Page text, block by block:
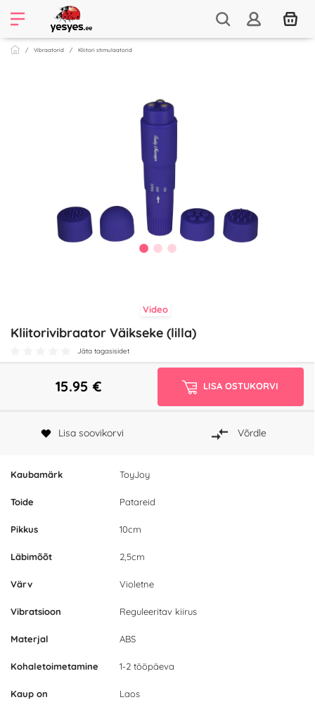
Vibraatorid Kliitori stimulaatorid
Video
Kliitorivibraator Väikseke (lilla)
Jäta tagasisidet
Kaubamärk ToyJoy
Toide Patareid
Pikkus 10cm
Läbimõõt 2,5cm
Värv Violetne
Vibratsioon Reguleeritav kiirus
Materjal ABS
Kohaletoimetamine 1-2 tööpäeva
Kaup on Laos
15.95 € LISA OSTUKORVI
Lisa soovikorvi Võrdle